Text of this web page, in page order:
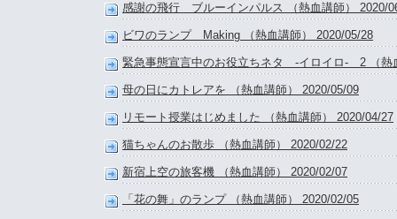
感謝の飛行 ブルーインパルス （熱血講師） 2020/
ビワのランプ Making （熱血講師） 2020/05/28
緊急事態宣言中のお役立ちネタ -イロイロ- 2 （熱
母の日にカトレアを （熱血講師） 2020/05/09
リモート授業はじめました （熱血講師） 2020/04/27
猫ちゃんのお散歩 （熱血講師） 2020/02/22
新宿上空の旅客機 （熱血講師） 2020/02/07
「花の舞」のランプ （熱血講師） 2020/02/05